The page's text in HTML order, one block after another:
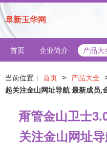
阜新玉华网
首页 企业简介 产品大
当前位置： 首页 > 产品大全
起关注金山网址导航 最新成员,
甭管金山卫士
关注金山网址